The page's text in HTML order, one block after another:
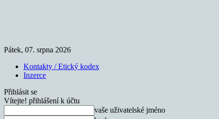
Pátek, 07. srpna 2026
Kontakty / Etický kodex
Inzerce
Přihlásit se
Vítejte! přihlášení k účtu
vaše uživatelské jméno